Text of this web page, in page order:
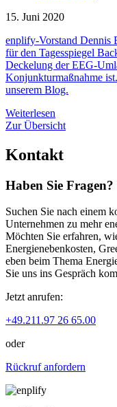
15. Juni 2020
enplify-Vorstand Dennis
für den Tagesspiegel
Deckelung der EEG-
Konjunkturmaßnahme
unserem Blog.
Weiterlesen
Zur Übersicht
Kontakt
Haben Sie
Suchen Sie nach einem
Unternehmen zu mehr
Möchten Sie erfahren,
Energienebenkosten,
eben beim Thema
Sie uns ins Gespräch
Jetzt anrufen:
+49.211.97 26 65.00
oder
Rückruf anfordern